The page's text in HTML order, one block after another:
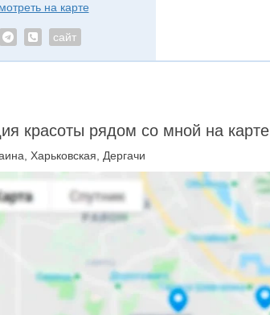
на карте
сайт
красоты рядом со мной на карте
Харьковская, Дергачи